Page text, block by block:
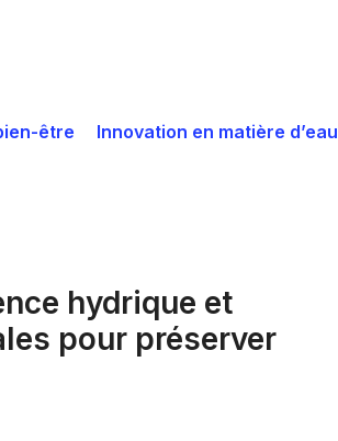
être Innovation en matière d’eau
hydrique et
pour préserver